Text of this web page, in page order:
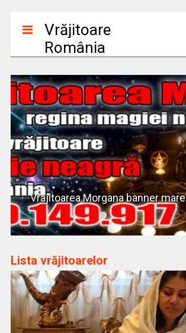
Vrăjitoare
România
Vrajitoarea Morgana banner mare
Lista vrăjitoarelor